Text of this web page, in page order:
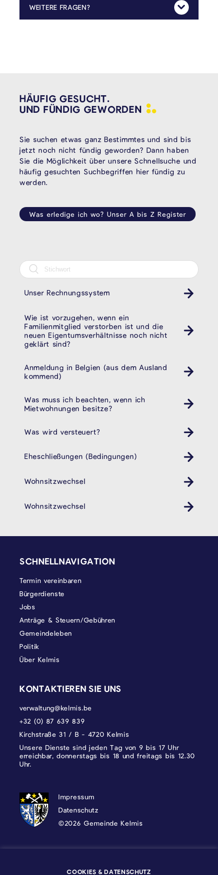
WEITERE FRAGEN? Mehr
HÄUFIG GESUCHT.
UND FÜNDIG GEWORDEN
Sie suchen etwas ganz Bestimmtes und sind bis
jetzt noch nicht fündig geworden? Dann haben
Sie die Möglichkeit über unsere Schnellsuche und
häufig gesuchten Suchbegriffen hier fündig zu
werden.
Was erledige ich wo? Unser A bis Z Register
Unser Rechnungssystem
Wie ist vorzugehen, wenn ein
Familienmitglied verstorben ist und die
neuen Eigentumsverhältnisse noch nicht
geklärt sind?
Anmeldung in Belgien (aus dem Ausland
kommend)
Was muss ich beachten, wenn ich
Mietwohnungen besitze?
Was wird versteuert?
Eheschließungen (Bedingungen)
Wohnsitzwechsel
Wohnsitzwechsel
SCHNELLNAVIGATION
Termin vereinbaren
Bürgerdienste
Jobs
Anträge & Steuern/Gebühren
Gemeindeleben
Politik
Über Kelmis
KONTAKTIEREN SIE UNS
verwaltung@kelmis.be
+32 (0) 87 639 839
Kirchstraße 31 / B - 4720 Kelmis
Unsere Dienste sind jeden Tag von 9 bis 17 Uhr
erreichbar, donnerstags bis 18 und freitags bis 12.30
Uhr.
DATENSCHUTZ, IMPRESSUM UND
Impressum
Datenschutz
©2026 Gemeinde Kelmis
COOKIES & DATENSCHUTZ